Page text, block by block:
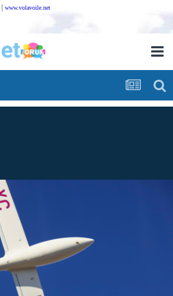
| www.volavoile.net